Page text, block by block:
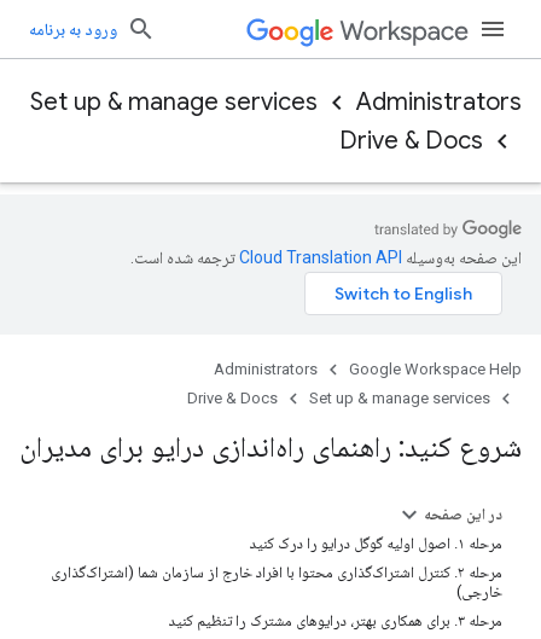
ورود به برنامه
Administrators
Set up & manage services
Drive & Docs
این صفحه به‌وسیله ترجمه شده است.
Google Workspace Help
Administrators
Set up & manage services
Drive & Docs
شروع کنید: راهنمای راه‌اندازی درایو برای مدیران
در این صفحه
مرحله ۱. اصول اولیه گوگل درایو را درک کنید
مرحله ۲. کنترل اشتراک‌گذاری محتوا با افراد خارج از سازمان شما (اشتراک‌گذاری
خارجی)
مرحله ۳. برای همکاری بهتر، درایوهای مشترک را تنظیم کنید